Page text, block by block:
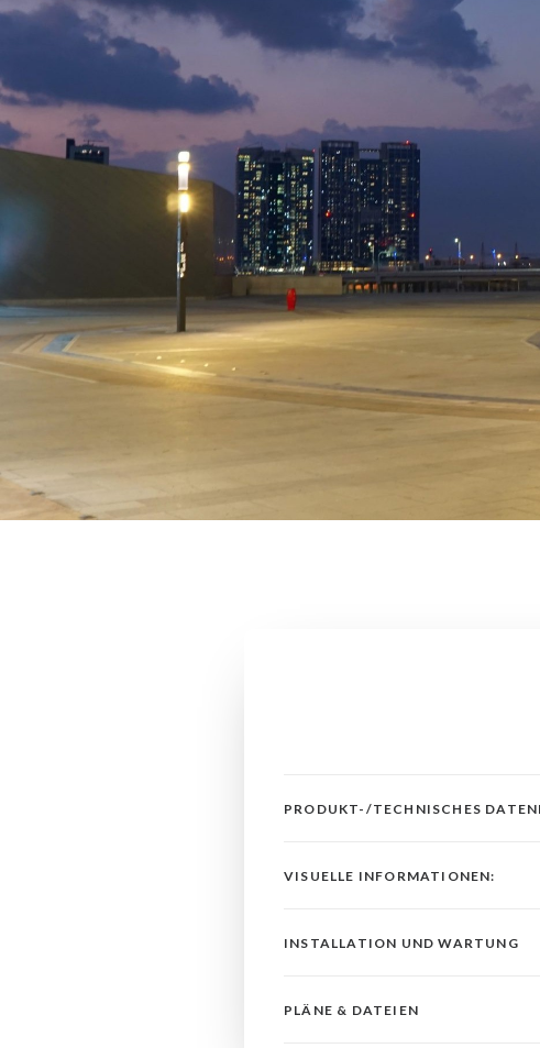
PRODUKT-/TECHNISCHES
VISUELLE INFORMATIONEN:
INSTALLATION UND WARTUNG
PLÄNE & DATEIEN